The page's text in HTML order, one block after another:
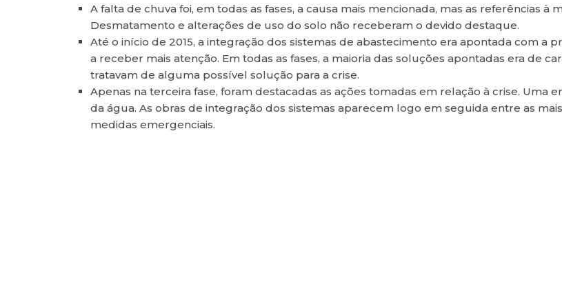
A falta de chuva foi, em todas as fases, a causa mais mencionada, mas as referências
Desmatamento e alterações de uso do solo não receberam o devido destaque.
Até o início de 2015, a integração dos sistemas de abastecimento era apontada com a
a receber mais atenção. Em todas as fases, a maioria das soluções apontadas era de
tratavam de alguma possível solução para a crise.
Apenas na terceira fase, foram destacadas as ações tomadas em relação à crise. Uma
da água. As obras de integração dos sistemas aparecem logo em seguida entre as
medidas emergenciais.